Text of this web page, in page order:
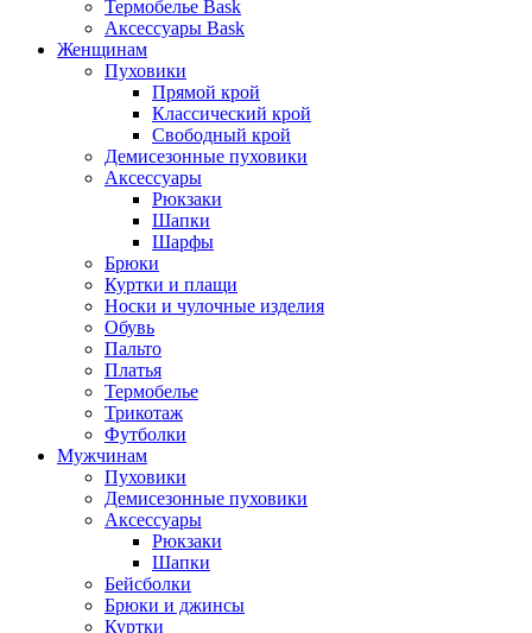
Термобелье Bask
Аксессуары Bask
Женщинам
Пуховики
Прямой крой
Классический крой
Свободный крой
Демисезонные пуховики
Аксессуары
Рюкзаки
Шапки
Шарфы
Брюки
Куртки и плащи
Носки и чулочные изделия
Обувь
Пальто
Платья
Термобелье
Трикотаж
Футболки
Мужчинам
Пуховики
Демисезонные пуховики
Аксессуары
Рюкзаки
Шапки
Бейсболки
Брюки и джинсы
Куртки